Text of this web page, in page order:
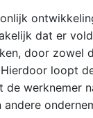
dat er
door zowel
loopt
de werknemer